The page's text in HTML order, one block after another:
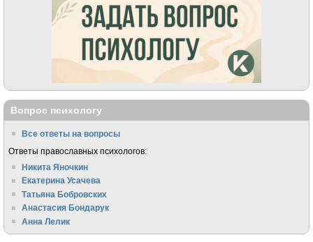
Вопрос психологу
Все ответы на вопросы
Ответы православных психологов:
Никита Яночкин
Екатерина Усачева
Татьяна Бобровских
Анастасия Бондарук
Анна Лелик